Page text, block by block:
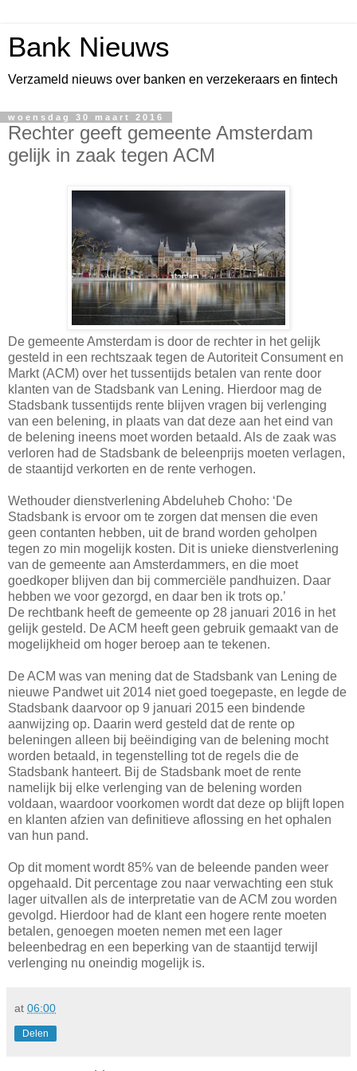
Bank Nieuws
Verzameld nieuws over banken en verzekeraars en fintech
woensdag 30 maart 2016
Rechter geeft gemeente Amsterdam
gelijk in zaak tegen ACM
De gemeente Amsterdam is door de rechter in het gelijk
gesteld in een rechtszaak tegen de Autoriteit Consument en
Markt (ACM) over het tussentijds betalen van rente door
klanten van de Stadsbank van Lening. Hierdoor mag de
Stadsbank tussentijds rente blijven vragen bij verlenging
van een belening, in plaats van dat deze aan het eind van
de belening ineens moet worden betaald. Als de zaak was
verloren had de Stadsbank de beleenprijs moeten verlagen,
de staantijd verkorten en de rente verhogen.
Wethouder dienstverlening Abdeluheb Choho: ‘De
Stadsbank is ervoor om te zorgen dat mensen die even
geen contanten hebben, uit de brand worden geholpen
tegen zo min mogelijk kosten. Dit is unieke dienstverlening
van de gemeente aan Amsterdammers, en die moet
goedkoper blijven dan bij commerciële pandhuizen. Daar
hebben we voor gezorgd, en daar ben ik trots op.’
De rechtbank heeft de gemeente op 28 januari 2016 in het
gelijk gesteld. De ACM heeft geen gebruik gemaakt van de
mogelijkheid om hoger beroep aan te tekenen.
De ACM was van mening dat de Stadsbank van Lening de
nieuwe Pandwet uit 2014 niet goed toegepaste, en legde de
Stadsbank daarvoor op 9 januari 2015 een bindende
aanwijzing op. Daarin werd gesteld dat de rente op
beleningen alleen bij beëindiging van de belening mocht
worden betaald, in tegenstelling tot de regels die de
Stadsbank hanteert. Bij de Stadsbank moet de rente
namelijk bij elke verlenging van de belening worden
voldaan, waardoor voorkomen wordt dat deze op blijft lopen
en klanten afzien van definitieve aflossing en het ophalen
van hun pand.
Op dit moment wordt 85% van de beleende panden weer
opgehaald. Dit percentage zou naar verwachting een stuk
lager uitvallen als de interpretatie van de ACM zou worden
gevolgd. Hierdoor had de klant een hogere rente moeten
betalen, genoegen moeten nemen met een lager
beleenbedrag en een beperking van de staantijd terwijl
verlenging nu oneindig mogelijk is.
at 06:00
Delen